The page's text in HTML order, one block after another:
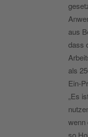
aus
dass
als
„Es
wenn
so